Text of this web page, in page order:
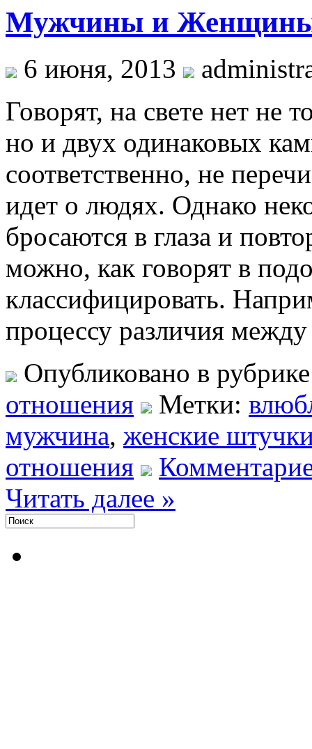
Мужчины и Женщины,
6 июня, 2013
Говорят, на свете нет не
но и двух одинаковых
соответственно, не
идет о людях. Однако
бросаются в глаза и
можно, как говорят в
классифицировать.
процессу различия
Опубликовано в
отношения
Метки:
мужчина, женские
отношения
Читать далее »